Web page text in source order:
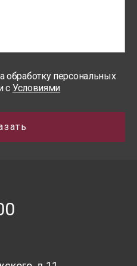
обработку персональных
с Условиями